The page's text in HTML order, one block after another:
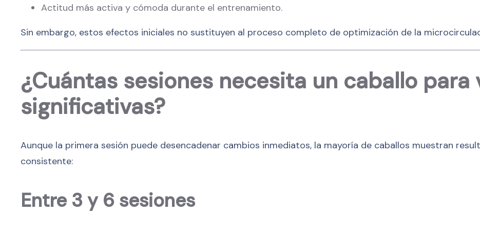
Actitud más activa y cómoda durante el entrenamiento.
Sin embargo, estos efectos iniciales no sustituyen al proceso completo de optimización de la
¿Cuántas sesiones necesita un caballo para
significativas?
Aunque la primera sesión puede desencadenar cambios inmediatos, la mayoría de caballos muestran
consistente:
Entre 3 y 6 sesiones